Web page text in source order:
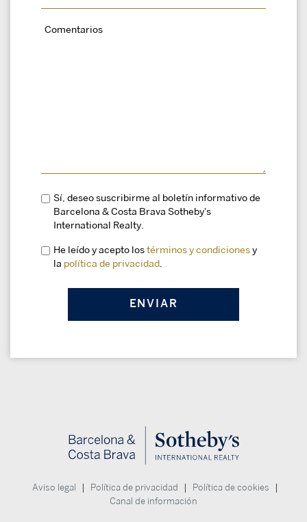
Sí, deseo suscribirme al boletín informativo de
Barcelona & Costa Brava Sotheby's
International Realty.
He leído y acepto los términos y condiciones y
la política de privacidad
Aviso legal Política de privacidad Política de cookies
Canal de información